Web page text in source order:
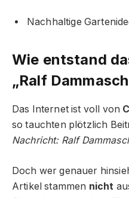
Nachhaltige
Wie entstand
„Ralf
Das Internet ist voll von
so tauchten plötzlich
Nachricht: Ralf
Doch wer genauer
Artikel stammen nicht